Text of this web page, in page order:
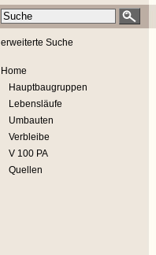
erweiterte Suche
Home
Hauptbaugruppen
Lebensläufe
Umbauten
Verbleibe
V 100 PA
Quellen